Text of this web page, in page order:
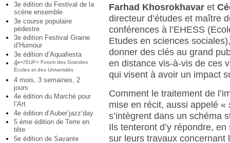
3e édition du Festival de la
scène ensemble
3e course populaire
pédestre
3e édition Festival Graine
d’Humour
3e édition d’Aquafiesta
4e</SUP> Forum des Grandes
Écoles et des Universités
4 mois, 3 semaines, 2
jours
4e édition du Marché pour
l’Art
4e édition d’Auber’jazz’day
5 ème édition de Terre en
tête
5e édition de Savante
Farhad Khosrokhavar et
directeur d’études et maître
conférences à l’EHESS
Etudes en sciences
donner des clés au grand
en distance vis-à-vis de ces
qui visent à avoir un impact
Comment le traitement de
mise en récit, aussi appelé «
s’intègrent dans un schéma
Ils tenteront d’y répondre, en
sur leurs travaux concernant